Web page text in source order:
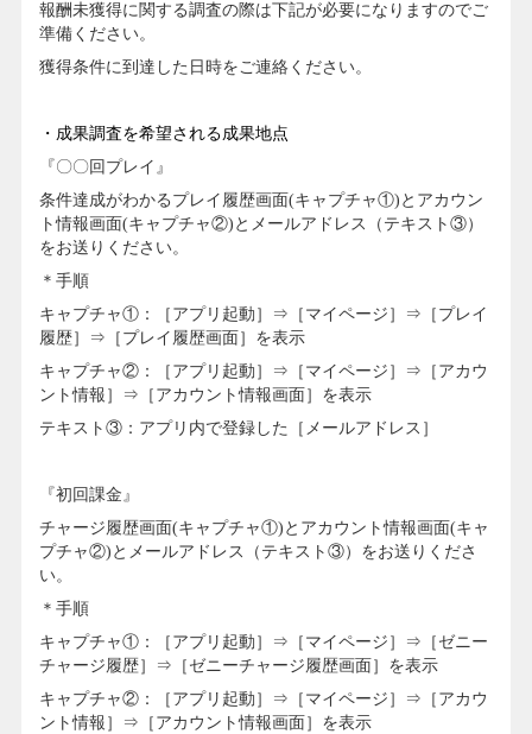
報酬未獲得に関する調査の際は下記が必要になりますのでご
準備ください。
獲得条件に到達した日時をご連絡ください。
・成果調査を希望される成果地点
『〇〇回プレイ』
条件達成がわかるプレイ履歴画面(キャプチャ①)とアカウン
ト情報画面(キャプチャ②)とメールアドレス（テキスト③）
をお送りください。
＊手順
キャプチャ①：［アプリ起動］⇒［マイページ］⇒［プレイ
履歴］⇒［プレイ履歴画面］を表示
キャプチャ②：［アプリ起動］⇒［マイページ］⇒［アカウ
ント情報］⇒［アカウント情報画面］を表示
テキスト③：アプリ内で登録した［メールアドレス］
『初回課金』
チャージ履歴画面(キャプチャ①)とアカウント情報画面(キャ
プチャ②)とメールアドレス（テキスト③）をお送りくださ
い。
＊手順
キャプチャ①：［アプリ起動］⇒［マイページ］⇒［ゼニー
チャージ履歴］⇒［ゼニーチャージ履歴画面］を表示
キャプチャ②：［アプリ起動］⇒［マイページ］⇒［アカウ
ント情報］⇒［アカウント情報画面］を表示